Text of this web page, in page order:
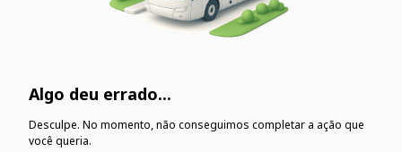
Algo deu errado...
Desculpe. No momento, não conseguimos completar a ação que
você queria.